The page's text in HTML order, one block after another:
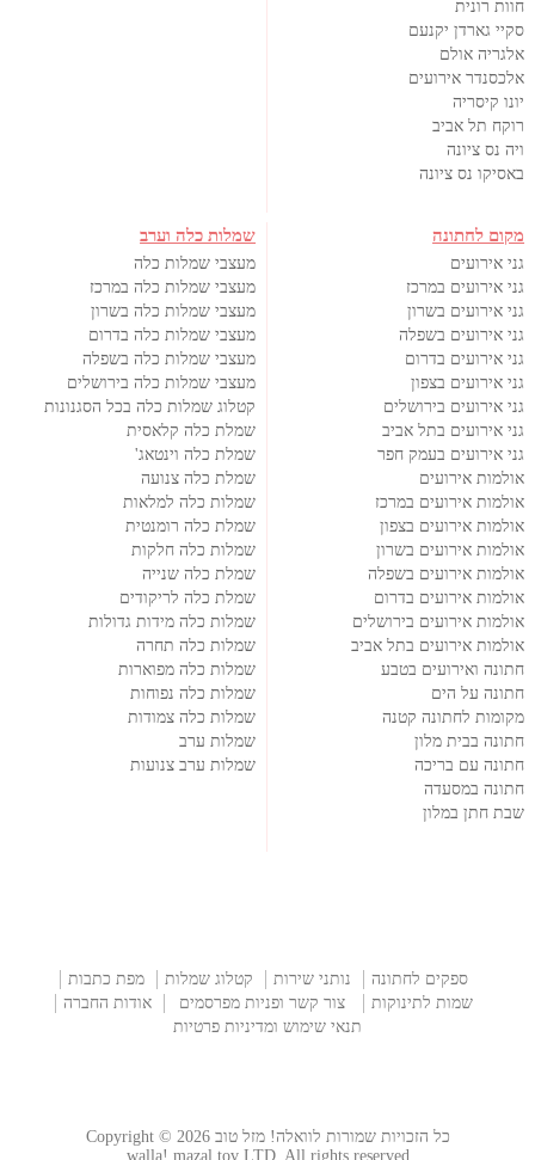
חוות רונית
סקיי גארדן יקנעם
אלגריה אולם
אלכסנדר אירועים
יונו קיסריה
רוקח תל אביב
ויה נס ציונה
באסיקו נס ציונה
מקום לחתונה
גני אירועים
גני אירועים במרכז
גני אירועים בשרון
גני אירועים בשפלה
גני אירועים בדרום
גני אירועים בצפון
גני אירועים בירושלים
גני אירועים בתל אביב
גני אירועים בעמק חפר
אולמות אירועים
אולמות אירועים במרכז
אולמות אירועים בצפון
אולמות אירועים בשרון
אולמות אירועים בשפלה
אולמות אירועים בדרום
אולמות אירועים בירושלים
אולמות אירועים בתל אביב
חתונה ואירועים בטבע
חתונה על הים
מקומות לחתונה קטנה
חתונה בבית מלון
חתונה עם בריכה
חתונה במסעדה
שבת חתן במלון
שמלות כלה וערב
מעצבי שמלות כלה
מעצבי שמלות כלה במרכז
מעצבי שמלות כלה בשרון
מעצבי שמלות כלה בדרום
מעצבי שמלות כלה בשפלה
מעצבי שמלות כלה בירושלים
קטלוג שמלות כלה בכל הסגנונות
שמלת כלה קלאסית
שמלת כלה וינטאג'
שמלת כלה צנועה
שמלות כלה למלאות
שמלת כלה רומנטית
שמלות כלה חלקות
שמלת כלה שנייה
שמלת כלה לריקודים
שמלות כלה מידות גדולות
שמלות כלה תחרה
שמלות כלה מפוארות
שמלות כלה נפוחות
שמלות כלה צמודות
שמלות ערב
שמלות ערב צנועות
ספקים לחתונה נותני שירות קטלוג שמלות
מפת כתבות
שמות לתינוקות
צור קשר ופניות מפרסמים
אודות החברה
תנאי שימוש ומדיניות פרטיות
כל הזכויות שמורות לוואלה! מזל טוב Copyright © 2026
walla! mazal tov LTD. All rights reserved